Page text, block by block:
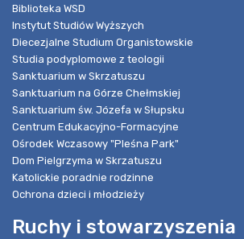
Biblioteka WSD
Instytut Studiów Wyższych
Diecezjalne Studium Organistowskie
Studia podyplomowe z teologii
Sanktuarium w Skrzatuszu
Sanktuarium na Górze Chełmskiej
Sanktuarium św. Józefa w Słupsku
Centrum Edukacyjno-Formacyjne
Ośrodek Wczasowy "Pleśna Park"
Dom Pielgrzyma w Skrzatuszu
Katolickie poradnie rodzinne
Ochrona dzieci i młodzieży
Ruchy i stowarzyszenia